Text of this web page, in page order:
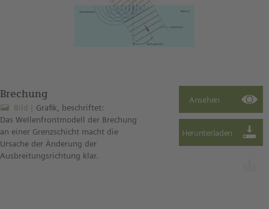
Fortbildungen
Brechung
Bild
Grafik, beschriftet:
Das Wellenfrontmodell der Brechung
an einer Grenzschicht macht die
Ursache der Änderung der
Ausbreitungsrichtung klar.